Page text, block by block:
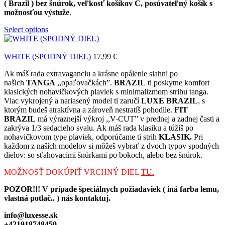
( Brazil ) bez šnúrok, veľkosť košíkov C, posúvateľný košík s
možnosťou výstuže.
Select options
WHITE (SPODNÝ DIEL) 17,99 €
Ak máš rada extravaganciu a krásne opálenie siahni po
našich TANGA ,,opaľovačkách”. BRAZIL ti poskytne komfort
klasických nohavičkových plaviek s minimalizmom strihu tanga.
Viac vykrojený a nariasený model ti zaručíLUXE BRAZIL, s
ktorým budeš atraktívna a zároveň nestratíš pohodlie. FIT
BRAZIL má výraznejší výkroj ,,V-CUT” v prednej a zadnej časti a
zakrýva 1/3 sedacieho svalu. Ak máš rada klasiku a túžiš po
nohavičkovom type plaviek, odporúčame ti strih KLASIK. Pri
každom z naších modelov si môžeš vybrať z dvoch typov spodných
dielov: so sťahovacími šnúrkami po bokoch, alebo bez šnúrok.
MOŽNOSŤ DOKÚPIŤ VRCHNÝ DIEL TU.
POZOR!!! V prípade špeciálnych požiadaviek ( iná farba lemu,
vlastná potlač.. ) nás kontaktuj.
info@luxesse.sk